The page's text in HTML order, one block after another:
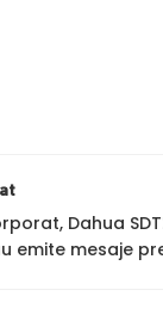
Dahua
emite mesaje